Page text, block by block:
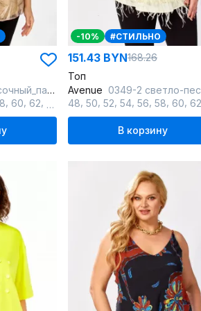
60 62 66, 68, 70, 72
-10% #СТИЛЬНО
151.43 BYN168.26
Топ
Avenue 0349-2 светло-песочный_пайетки_
48 50 52 54 56 58 60 62
В корзину